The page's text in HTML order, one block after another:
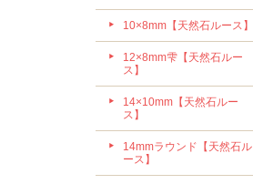
10×8mm【天然石ルース】
12×8mm雫【天然石ルー
ス】
14×10mm【天然石ルー
ス】
14mmラウンド【天然石ル
ース】